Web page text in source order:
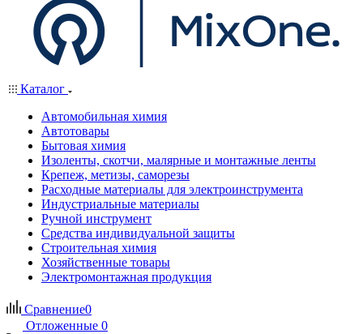
Каталог
Автомобильная химия
Автотовары
Бытовая химия
Изоленты, скотчи, малярные и монтажные ленты
Крепеж, метизы, саморезы
Расходные материалы для электроинструмента
Индустриальные материалы
Ручной инструмент
Средства индивидуальной защиты
Строительная химия
Хозяйственные товары
Электромонтажная продукция
Сравнение0
Отложенные 0